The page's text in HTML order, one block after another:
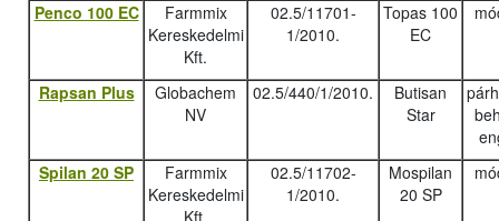
Penco 100 EC
Farmmix
Kereskedelmi
Kft.
02.5/11701-
1/2010.
Topas 100
EC
Rapsan Plus
Globachem
NV
02.5/440/1/2010.
Butisan
Star
Spilan 20 SP
Farmmix
Kereskedelmi
02.5/11702-
1/2010.
Mospilan
20 SP